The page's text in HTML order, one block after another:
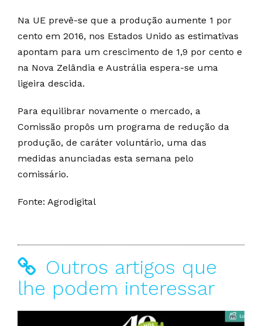
Na UE prevê-se que a produção aumente 1 por
cento em 2016, nos Estados Unido as estimativas
apontam para um crescimento de 1,9 por cento e
na Nova Zelândia e Austrália espera-se uma
ligeira descida.
Para equilibrar novamente o mercado, a
Comissão propôs um programa de redução da
produção, de caráter voluntário, uma das
medidas anunciadas esta semana pelo
comissário.
Fonte: Agrodigital
Outros artigos que
lhe podem interessar